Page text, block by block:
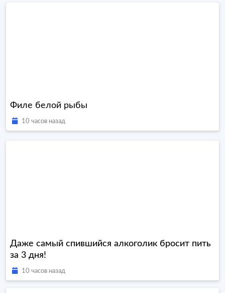
Филе белой рыбы
10 часов назад
Даже самый спившийся алкоголик бросит пить
за 3 дня!
10 часов назад